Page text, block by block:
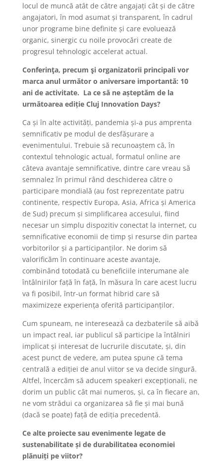
locul de muncă atât de către angajați cât și de către
angajatori, în mod asumat și transparent, în cadrul
unor programe bine definite și care evoluează
organic, sinergic cu noile provocări create de
progresul tehnologic accelerat actual.
Conferinţa, precum şi organizatorii principali vor
marca anul următor o aniversare importantă: 10
ani de activitate. La ce să ne așteptăm de la
următoarea ediție Cluj Innovation Days?
Ca și în alte activități, pandemia și-a pus amprenta
semnificativ pe modul de desfășurare a
evenimentului. Trebuie să recunoaștem că, în
contextul tehnologic actual, formatul online are
câteva avantaje semnificative, dintre care vreau să
semnalez în primul rând deschiderea către o
participare mondială (au fost reprezentate patru
continente, respectiv Europa, Asia, Africa și America
de Sud) precum și simplificarea accesului, fiind
necesar un simplu dispozitiv conectat la internet, cu
semnificative economii de timp și resurse din partea
vorbitorilor și a participanților. Ne dorim să
valorificăm în continuare aceste avantaje,
combinând totodată cu beneficiile interumane ale
întâlnirilor față în față, în măsura în care acest lucru
va fi posibil, într-un format hibrid care să
maximizeze experiența oferită participanților.
Cum spuneam, ne interesează ca dezbaterile să aibă
un impact real, iar publicul să participe la întâlniri
implicat și interesat de lucrurile discutate, și, din
acest punct de vedere, am putea spune că tema
centrală a ediției de anul viitor se va decide singură.
Altfel, încercăm să aducem speakeri excepționali, ne
dorim un public cât mai numeros, și, ca în fiecare an,
ne vom strădui ca organizarea să fie și mai bună
(dacă se poate) față de ediția precedentă.
Ce alte proiecte sau evenimente legate de
sustenabilitate și de durabilitatea economiei
plănuiți pe viitor?